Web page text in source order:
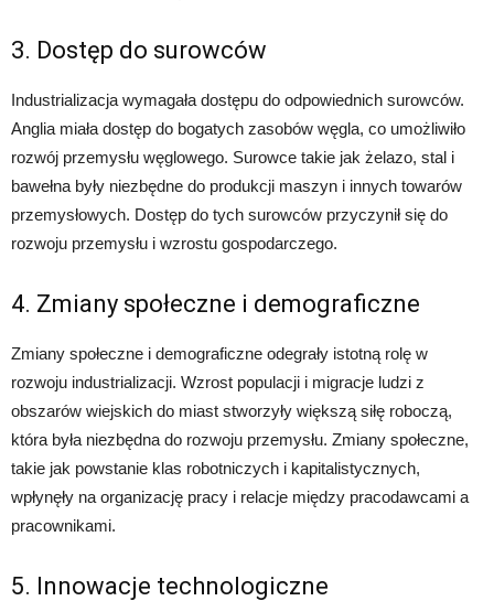
3. Dostęp do surowców
Industrializacja wymagała dostępu do odpowiednich surowców.
Anglia miała dostęp do bogatych zasobów węgla, co umożliwiło
rozwój przemysłu węglowego. Surowce takie jak żelazo, stal i
bawełna były niezbędne do produkcji maszyn i innych towarów
przemysłowych. Dostęp do tych surowców przyczynił się do
rozwoju przemysłu i wzrostu gospodarczego.
4. Zmiany społeczne i demograficzne
Zmiany społeczne i demograficzne odegrały istotną rolę w
rozwoju industrializacji. Wzrost populacji i migracje ludzi z
obszarów wiejskich do miast stworzyły większą siłę roboczą,
która była niezbędna do rozwoju przemysłu. Zmiany społeczne,
takie jak powstanie klas robotniczych i kapitalistycznych,
wpłynęły na organizację pracy i relacje między pracodawcami a
pracownikami.
5. Innowacje technologiczne